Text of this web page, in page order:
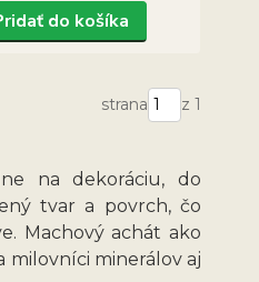
do košíka
strana z 1
na dekoráciu, do
tvar a povrch, čo
Machový achát ako
milovníci minerálov aj